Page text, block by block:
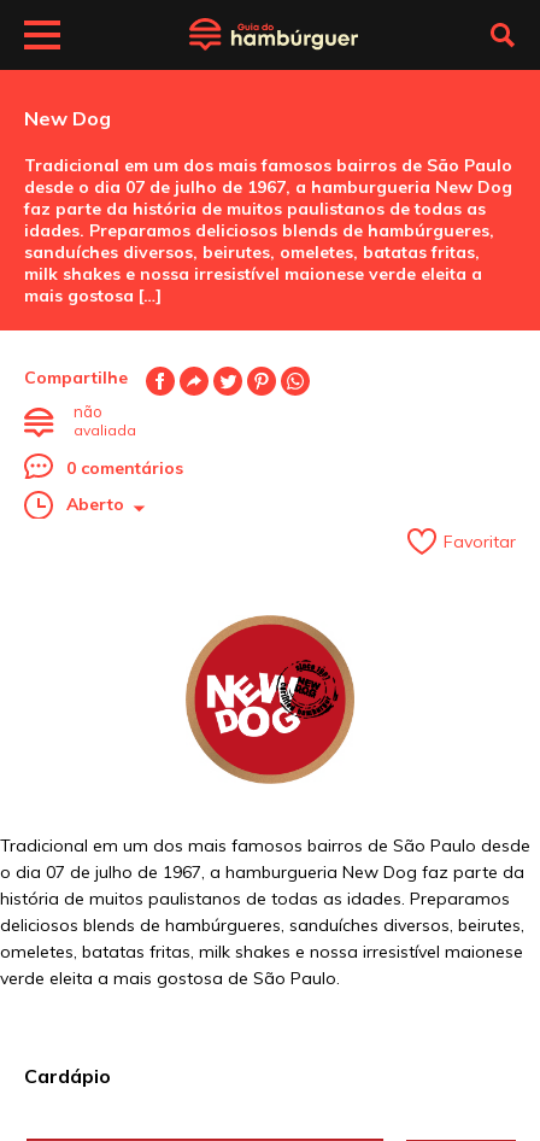
New Dog
Tradicional em um dos mais famosos bairros de São Paulo
desde o dia 07 de julho de 1967, a hamburgueria New Dog
faz parte da história de muitos paulistanos de todas as
idades. Preparamos deliciosos blends de hambúrgueres,
sanduíches diversos, beirutes, omeletes, batatas fritas,
milk shakes e nossa irresistível maionese verde eleita a
mais gostosa […]
Compartilhe
não
avaliada
0 comentários
Aberto
Favoritar
Tradicional em um dos mais famosos bairros de São Paulo desde
o dia 07 de julho de 1967, a hamburgueria New Dog faz parte da
história de muitos paulistanos de todas as idades. Preparamos
deliciosos blends de hambúrgueres, sanduíches diversos, beirutes,
omeletes, batatas fritas, milk shakes e nossa irresistível maionese
verde eleita a mais gostosa de São Paulo.
Cardápio